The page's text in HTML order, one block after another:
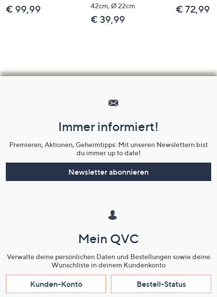
€ 99,99
42cm, Ø 22cm
€ 39,99
€ 72,99
Unternehmensinformationen
Immer informiert!
Premieren, Aktionen, Geheimtipps: Mit unseren Newslettern bist
du immer up to date!
Newsletter abonnieren
Mein QVC
Verwalte deine persönlichen Daten und Bestellungen sowie deine
Wunschliste in deinem Kundenkonto
Kunden-Konto Bestell-Status